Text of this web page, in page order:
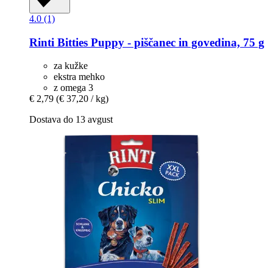
4.0 (1)
Rinti Bitties Puppy -​ piščanec in govedina, 75 g
za kužke
ekstra mehko
z omega 3
€ 2,79 (€ 37,20 / kg)
Dostava do 13 avgust